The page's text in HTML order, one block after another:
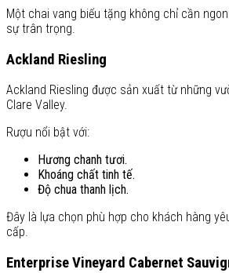
Một chai vang biếu tặng không chỉ cần
sự trân trọng.
Ackland Riesling
Ackland Riesling được sản xuất từ những
Clare Valley.
Rượu nổi bật với:
Hương chanh tươi.
Khoáng chất tinh tế.
Độ chua thanh lịch.
Đây là lựa chọn phù hợp cho khách hàng
cấp.
Enterprise Vineyard Cabernet